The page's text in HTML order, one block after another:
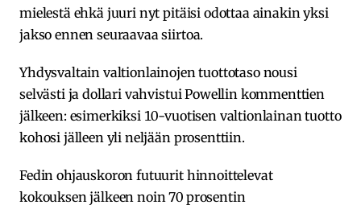
mielestä ehkä juuri nyt pitäisi odottaa ainakin yksi
jakso ennen seuraavaa siirtoa.
Yhdysvaltain valtionlainojen tuottotaso nousi
selvästi ja dollari vahvistui Powellin kommenttien
jälkeen: esimerkiksi 10-vuotisen valtionlainan tuotto
kohosi jälleen yli neljään prosenttiin.
Fedin ohjauskoron futuurit hinnoittelevat
kokouksen jälkeen noin 70 prosentin